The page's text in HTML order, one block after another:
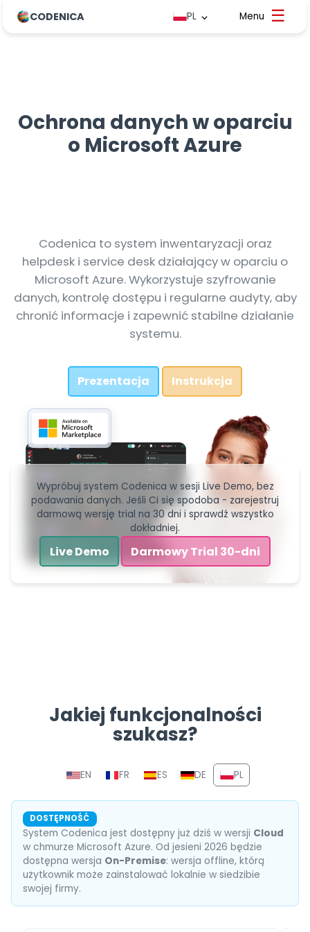
CODENICA PL
Ochrona danych w oparciu
o Microsoft Azure
Codenica to system inwentaryzacji oraz
helpdesk i service desk działający w oparciu o
Microsoft Azure. Wykorzystuje szyfrowanie
danych, kontrolę dostępu i regularne audyty, aby
chronić informacje i zapewnić stabilne działanie
systemu.
Prezentacja Instrukcja
Wypróbuj system Codenica w sesji Live Demo, bez
podawania danych. Jeśli Ci się spodoba - zarejestruj
darmową wersję trial na 30 dni i sprawdź wszystko
dokładniej.
Live Demo Darmowy Trial 30-dni
Jakiej funkcjonalności
szukasz?Nawigacyjna sekcja z
EN FR ES DE PL
DOSTĘPNOŚĆ
System Codenica jest dostępny już dziś w wersji Cloud
w chmurze Microsoft Azure. Od jesieni 2026 będzie
dostępna wersja On-Premise: wersja offline, którą
użytkownik może zainstalować lokalnie w siedzibie
swojej firmy.